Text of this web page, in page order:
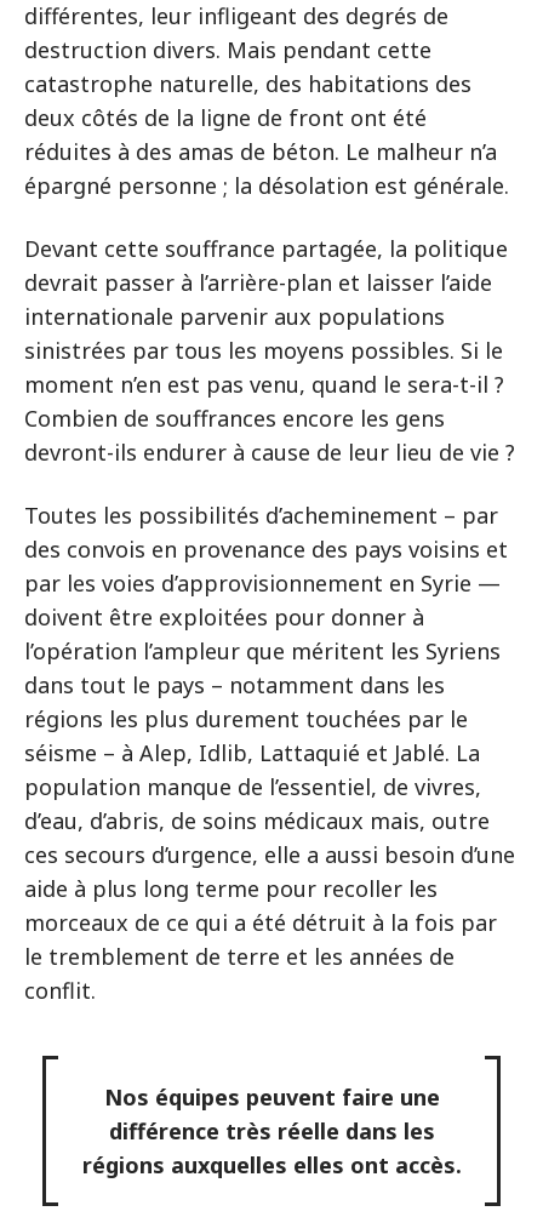
différentes, leur infligeant des degrés de
destruction divers. Mais pendant cette
catastrophe naturelle, des habitations des
deux côtés de la ligne de front ont été
réduites à des amas de béton. Le malheur n’a
épargné personne ; la désolation est générale.
Devant cette souffrance partagée, la politique
devrait passer à l’arrière-plan et laisser l’aide
internationale parvenir aux populations
sinistrées par tous les moyens possibles. Si le
moment n’en est pas venu, quand le sera-t-il ?
Combien de souffrances encore les gens
devront-ils endurer à cause de leur lieu de vie ?
Toutes les possibilités d’acheminement – par
des convois en provenance des pays voisins et
par les voies d’approvisionnement en Syrie —
doivent être exploitées pour donner à
l’opération l’ampleur que méritent les Syriens
dans tout le pays – notamment dans les
régions les plus durement touchées par le
séisme – à Alep, Idlib, Lattaquié et Jablé. La
population manque de l’essentiel, de vivres,
d’eau, d’abris, de soins médicaux mais, outre
ces secours d’urgence, elle a aussi besoin d’une
aide à plus long terme pour recoller les
morceaux de ce qui a été détruit à la fois par
le tremblement de terre et les années de
conflit.
Nos équipes peuvent faire une
différence très réelle dans les
régions auxquelles elles ont accès.